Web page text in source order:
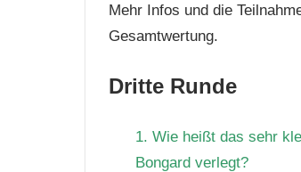
Mehr Infos und die
Gesamtwertung.
Dritte Runde
1. Wie heißt das sehr
Bongard verlegt?